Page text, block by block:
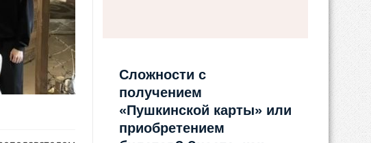
Сложности с
получением
«Пушкинской карты» или
приобретением